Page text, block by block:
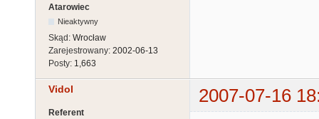
Atarowiec
Nieaktywny
Skąd: Wrocław
Zarejestrowany: 2002-06-13
Posty: 1,663
Vidol 2007-07-16
Referent